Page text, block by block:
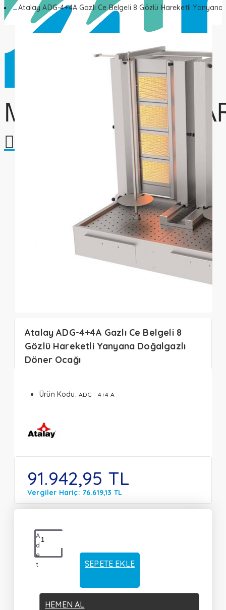
Atalay ADG-4+4A Gazlı Ce Belgeli 8 Gözlü Hareketli
Atalay ADG-4+4A Gazlı Ce Belgeli 8
Gözlü Hareketli Yanyana Doğalgazlı
Döner Ocağı
Ürün Kodu: ADG - 4+4 A
91.942,95 TL
Vergiler Hariç: 76.619,13 TL
A
d
e
t
SEPETE EKLE
HEMEN AL